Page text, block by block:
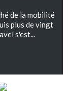
de la mobilité
plus de vingt
s'est...